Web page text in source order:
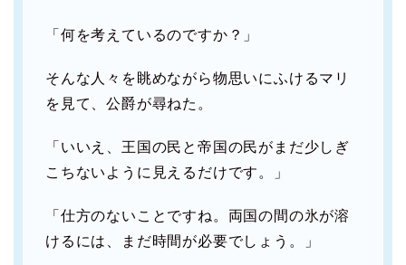
「何を考えているのですか？」
そんな人々を眺めながら物思いにふけるマリ
を見て、公爵が尋ねた。
「いいえ、王国の民と帝国の民がまだ少しぎ
こちないように見えるだけです。」
「仕方のないことですね。両国の間の氷が溶
けるには、まだ時間が必要でしょう。」